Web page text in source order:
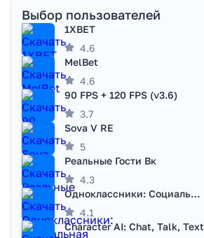
Выбор пользователей
1XBET
4.6
MelBet
4.6
90 FPS + 120 FPS (v3.6)
3.7
Sova V RE
5
Реальные Гости Вк
4.3
Одноклассники: Социальная сеть
4.1
Character AI: Chat, Talk, Text